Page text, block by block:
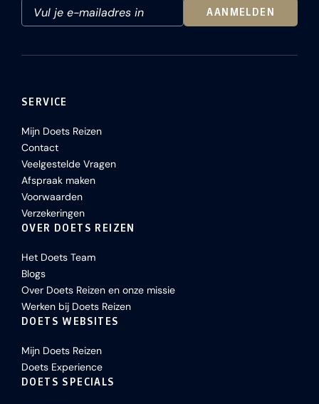
AANMELDEN
SERVICE
Mijn Doets Reizen
Contact
Veelgestelde Vragen
Afspraak maken
Voorwaarden
Verzekeringen
OVER DOETS REIZEN
Het Doets Team
Blogs
Over Doets Reizen en onze missie
Werken bij Doets Reizen
DOETS WEBSITES
Mijn Doets Reizen
Doets Experience
DOETS SPECIALS